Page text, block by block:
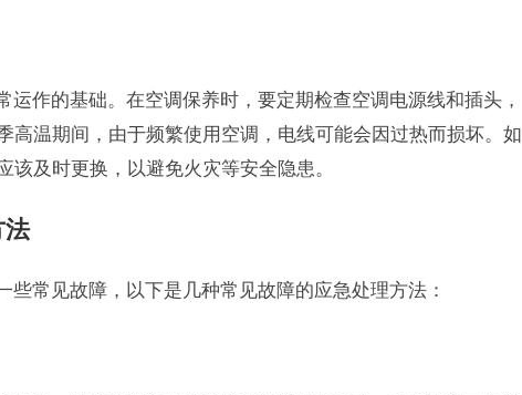
运作的基础。在空调保养时，要定期检查空调电源线和插头，
高温期间，由于频繁使用空调，电线可能会因过热而损坏。如
及时更换，以避免火灾等安全隐患。
法
些常见故障，以下是几种常见故障的应急处理方法：